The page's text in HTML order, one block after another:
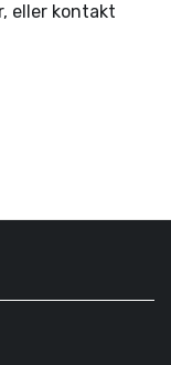
eller kontakt